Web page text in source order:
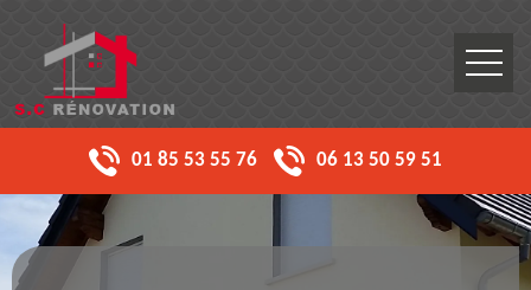
01 85 53 55 76 06 13 50 59 51